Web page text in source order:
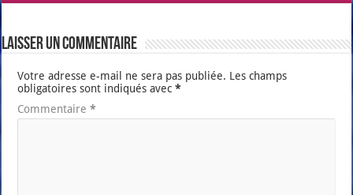
Laisser un commentaire
Votre adresse e-mail ne sera pas publiée. Les champs
obligatoires sont indiqués avec*
Commentaire*